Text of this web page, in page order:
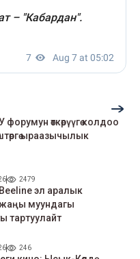
өткөрүүгө колдоо
ыраазычылык
2479
эл аралык
муундагы
тартуулайт
246